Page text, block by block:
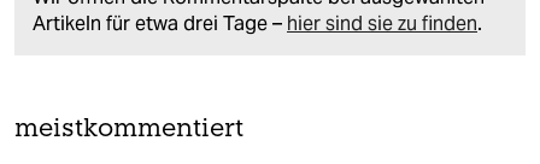
Artikeln für etwa drei Tage – hier sind sie zu finden.
meistkommentiert